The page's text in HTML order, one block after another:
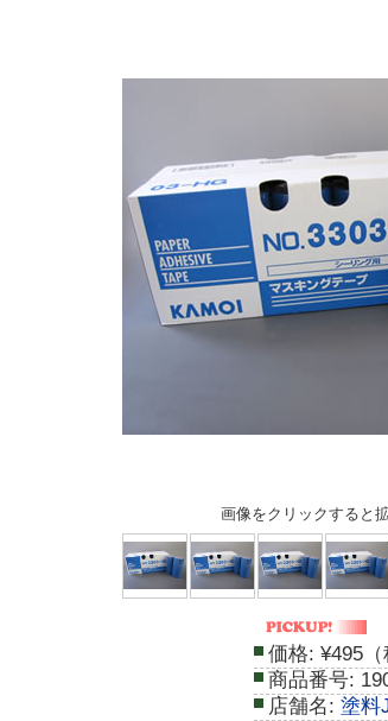
画像をクリックすると
価格: ¥495（
商品番号:
店舗名: 塗料